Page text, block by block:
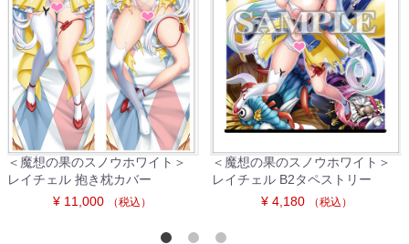
＜魔想の果のスノウホワイト＞
レイチェル 抱き枕カバー
¥ 11,000
（税込）
＜魔想の果のスノウホワイト＞
レイチェル B2タペストリー
¥ 4,180
（税込）